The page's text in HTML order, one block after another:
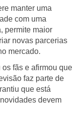
manter uma
com uma
permite maior
novas parcerias
mercado.
fãs e afirmou que
faz parte de
que está
devem